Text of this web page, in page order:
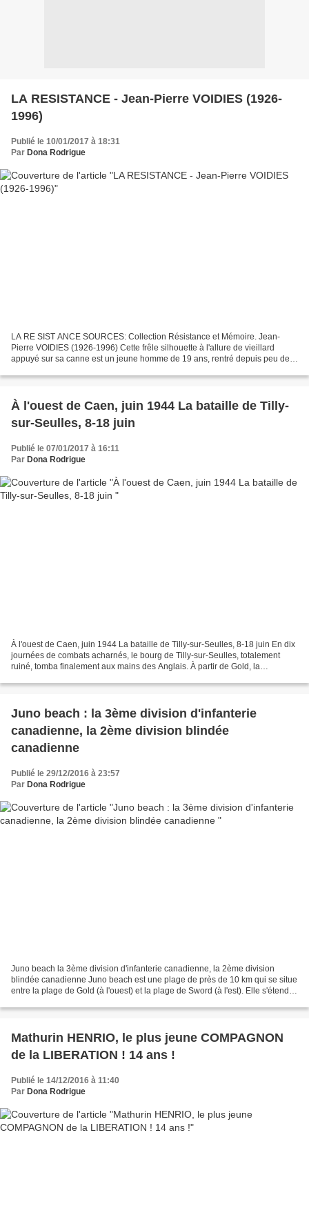
LA RESISTANCE - Jean-Pierre VOIDIES (1926-
1996)
Publié le 10/01/2017 à 18:31
Par Dona Rodrigue
LA RE SIST ANCE SOURCES: Collection Résistance et Mémoire. Jean-
Pierre VOIDIES (1926-1996) Cette frêle silhouette à l'allure de vieillard
appuyé sur sa canne est un jeune homme de 19 ans, rentré depuis peu de
À l'ouest de Caen, juin 1944 La bataille de Tilly-
sur-Seulles, 8-18 juin
Publié le 07/01/2017 à 16:11
Par Dona Rodrigue
À l'ouest de Caen, juin 1944 La bataille de Tilly-sur-Seulles, 8-18 juin En dix
journées de combats acharnés, le bourg de Tilly-sur-Seulles, totalement
ruiné, tomba finalement aux mains des Anglais. À partir de Gold, la
Juno beach : la 3ème division d'infanterie
canadienne, la 2ème division blindée
canadienne
Publié le 29/12/2016 à 23:57
Par Dona Rodrigue
Juno beach la 3ème division d'infanterie canadienne, la 2ème division
blindée canadienne Juno beach est une plage de près de 10 km qui se situe
entre la plage de Gold (à l'ouest) et la plage de Sword (à l'est). Elle s'étend
Mathurin HENRIO, le plus jeune COMPAGNON
de la LIBERATION ! 14 ans !
Publié le 14/12/2016 à 11:40
Par Dona Rodrigue